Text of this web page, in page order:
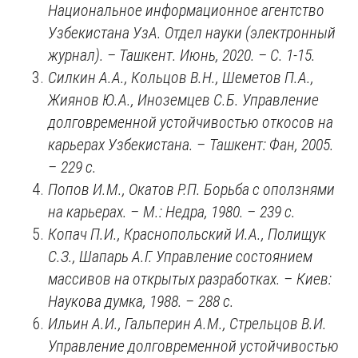
Национальное информационное агентство
Узбекистана УзА. Отдел науки (электронный
журнал). – Ташкент. Июнь, 2020. – С. 1-15.
Силкин А.А., Кольцов В.Н., Шеметов П.А.,
Жиянов Ю.А., Иноземцев С.Б. Управление
долговременной устойчивостью откосов на
карьерах Узбекистана. – Ташкент: Фан, 2005.
– 229 с.
Попов И.М., Окатов Р.П. Борьба с оползнями
на карьерах. – М.: Недра, 1980. – 239c.
Копач П.И., Краснопольский И.А., Полищук
С.З., Шапарь А.Г. Управление состоянием
массивов на открытых разработках. – Киев:
Наукова думка, 1988. – 288 с.
Ильин А.И., Гальперин А.М., Стрельцов В.И.
Управление долговременной устойчивостью